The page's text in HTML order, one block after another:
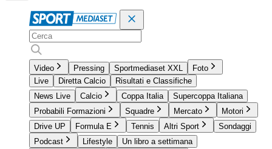
Video Pressing Sportmediaset XXL
Foto
Live
Diretta Calcio
Risultati e Classifiche
News Live
Calcio Coppa Italia
Supercoppa Italiana
Probabili Formazioni
Squadre Mercato
Motori
Drive UP
Formula E Tennis Altri Sport
Sondaggi
Podcast
Lifestyle
Un libro a settimana